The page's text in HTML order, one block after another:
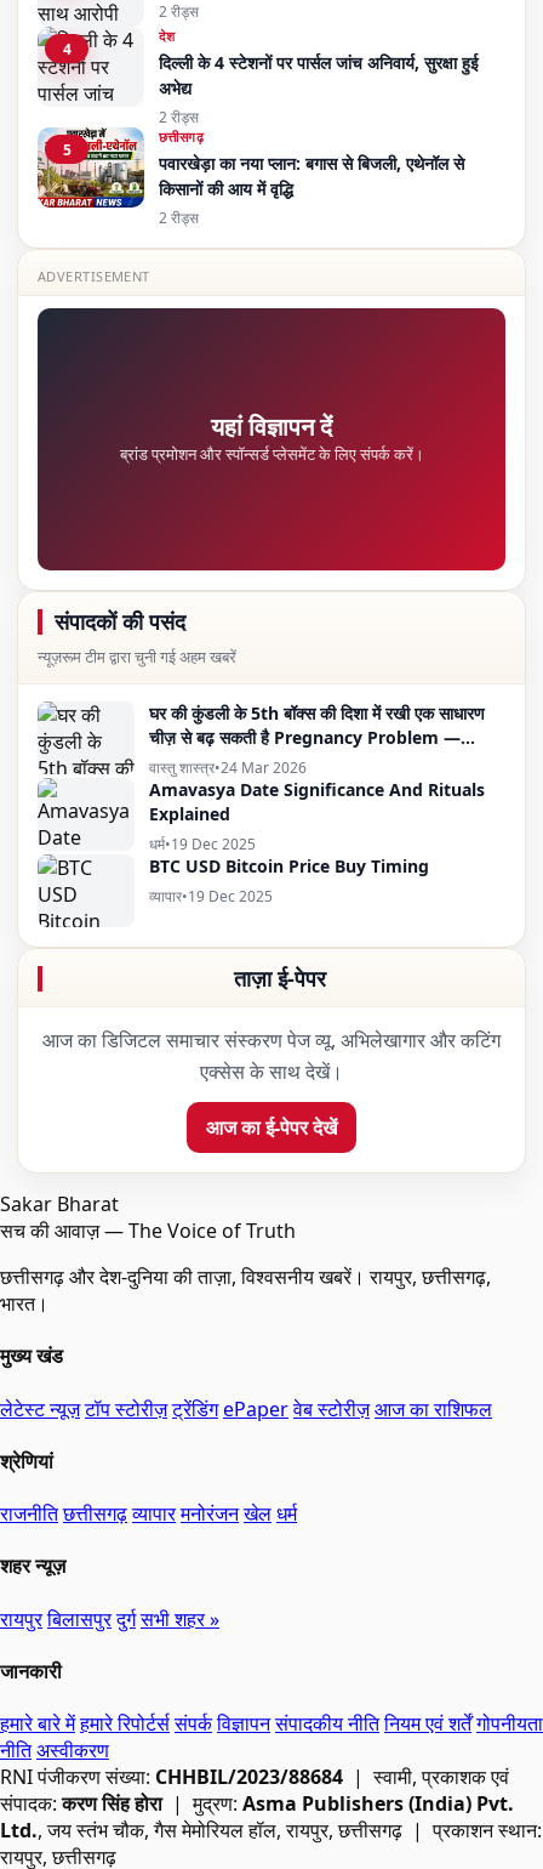
2 रीड्स
4
देश
दिल्ली के 4 स्टेशनों पर पार्सल जांच अनिवार्य, सुरक्षा हुई
अभेद्य
2 रीड्स
5
छत्तीसगढ़
पवारखेड़ा का नया प्लान: बगास से बिजली, एथेनॉल से
किसानों की आय में वृद्धि
2 रीड्स
ADVERTISEMENT
यहां विज्ञापन दें
ब्रांड प्रमोशन और स्पॉन्सर्ड प्लेसमेंट के लिए संपर्क करें।
संपादकों की पसंद
न्यूज़रूम टीम द्वारा चुनी गई अहम खबरें
घर की कुंडली के 5th बॉक्स की दिशा में रखी एक साधारण
चीज़ से बढ़ सकती है Pregnancy Problem —
Vastu Expert का दावा
वास्तु शास्त्र•24 Mar 2026
Amavasya Date Significance And Rituals
Explained
धर्म•19 Dec 2025
BTC USD Bitcoin Price Buy Timing
व्यापार•19 Dec 2025
ताज़ा ई-पेपर
आज का डिजिटल समाचार संस्करण पेज व्यू, अभिलेखागार और कटिंग
एक्सेस के साथ देखें।
आज का ई-पेपर देखें
Sakar Bharat
सच की आवाज़ — The Voice of Truth
छत्तीसगढ़ और देश-दुनिया की ताज़ा, विश्वसनीय खबरें। रायपुर, छत्तीसगढ़,
भारत।
मुख्य खंड
लेटेस्ट न्यूज़टॉप स्टोरीज़ट्रेंडिंगePaperवेब स्टोरीज़आज का राशिफल
श्रेणियां
राजनीतिछत्तीसगढ़व्यापारमनोरंजनखेलधर्म
शहर न्यूज़
रायपुरबिलासपुरदुर्गसभी शहर »
जानकारी
हमारे बारे मेंहमारे रिपोर्टर्ससंपर्कविज्ञापनसंपादकीय नीतिनियम एवं शर्तेंगोपनीयता
नीतिअस्वीकरण
RNIपंजीकरण संख्या: CHHBIL/2023/88684 | स्वामी, प्रकाशक एवं
संपादक:करण सिंह होरा| मुद्रण: Asma Publishers (India) Pvt.
Ltd., जय स्तंभ चौक, गैस मेमोरियल हॉल, रायपुर, छत्तीसगढ़ | प्रकाशन स्थान:
रायपुर, छत्तीसगढ़